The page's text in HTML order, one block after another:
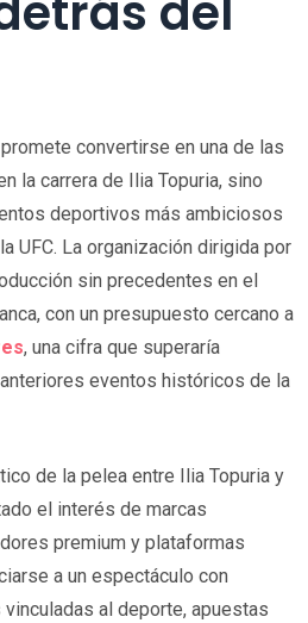
del
convertirse en una de las
la carrera de Ilia Topuria, sino
deportivos más ambiciosos
UFC. La organización dirigida por
sin precedentes en el
con un presupuesto cercano a
, una cifra que superaría
eventos históricos de la
de la pelea entre Ilia Topuria y
el interés de marcas
premium y plataformas
a un espectáculo con
al deporte, apuestas